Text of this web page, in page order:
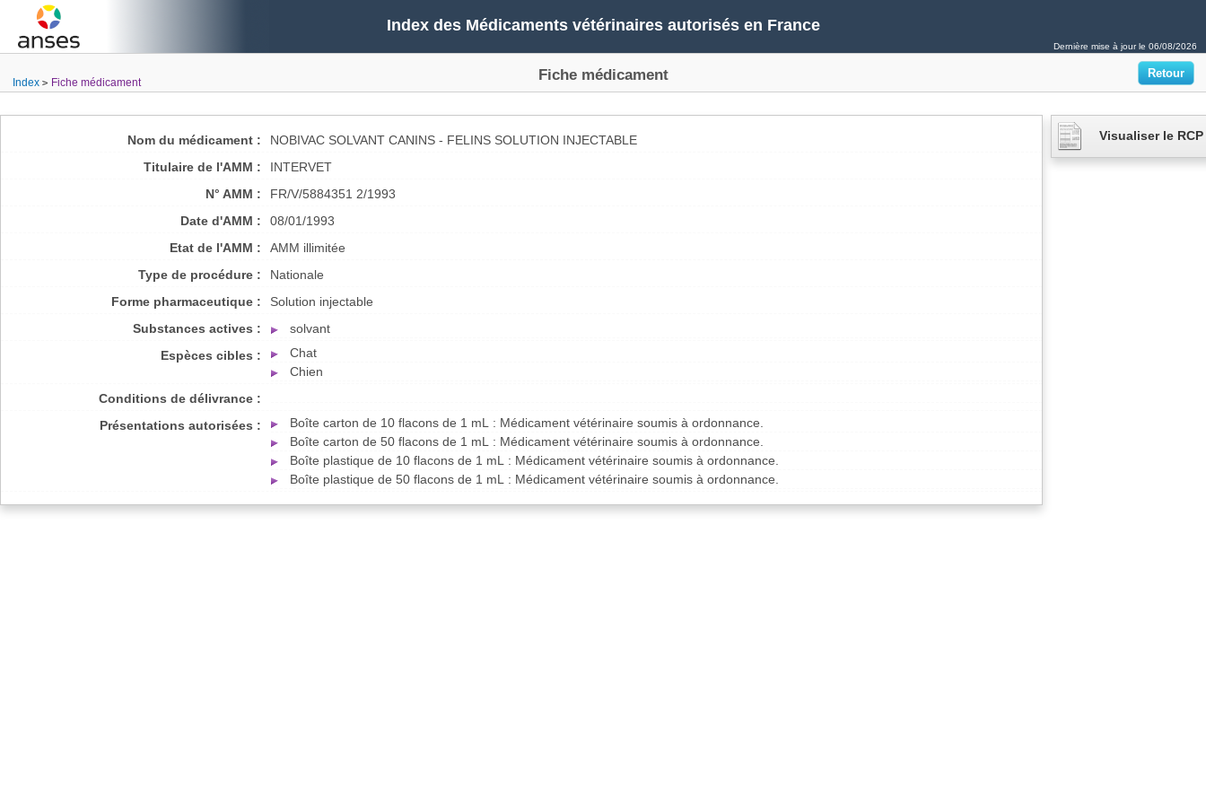
Index des Médicaments vétérinaires autorisés en France
Dernière mise à jour le 06/08/2026
Index Fiche médicament Fiche médicament
Nom du médicament :
NOBIVAC SOLVANT CANINS - FELINS SOLUTION INJECTABLE
Titulaire de l'AMM :
INTERVET
N° AMM :
FR/V/5884351 2/1993
Date d'AMM :
08/01/1993
Etat de l'AMM :
AMM illimitée
Type de procédure :
Nationale
Forme pharmaceutique :
Solution injectable
Substances actives :
solvant
Espèces cibles :
Chat
Chien
Conditions de délivrance :
Présentations autorisées :
Boîte carton de 10 flacons de 1 mL : Médicament vétérinaire soumis à ordonnance.
Boîte carton de 50 flacons de 1 mL : Médicament vétérinaire soumis à ordonnance.
Boîte plastique de 10 flacons de 1 mL : Médicament vétérinaire soumis à ordonnance.
Boîte plastique de 50 flacons de 1 mL : Médicament vétérinaire soumis à ordonnance.
Visualiser le RCP